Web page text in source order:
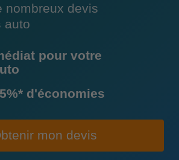
nombreux devis
auto
pour votre
d'économies
mon devis